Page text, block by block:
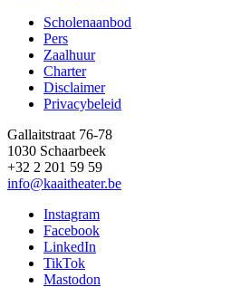
Footer
Scholenaanbod
Pers
Zaalhuur
Charter
Disclaimer
Privacybeleid
Gallaitstraat 76-78
1030 Schaarbeek
+32 2 201 59 59
info@kaaitheater.be
Instagram
Facebook
LinkedIn
TikTok
Mastodon